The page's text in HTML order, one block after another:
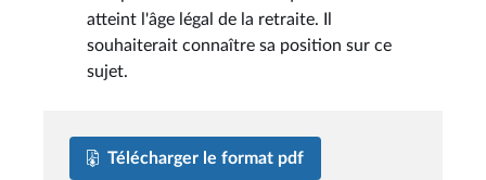
atteint l'âge légal de la retraite. Il
souhaiterait connaître sa position sur ce
sujet.
Télécharger le format pdf